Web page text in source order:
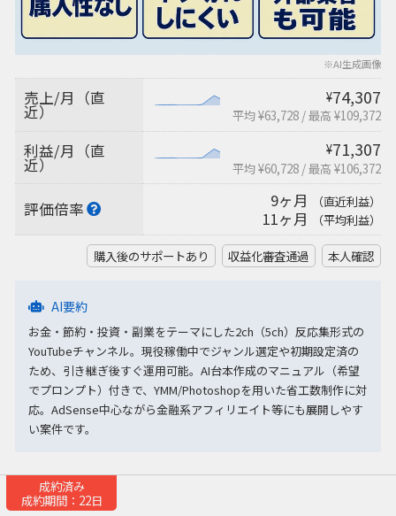
※AI生成画像
売上/月（直
近）
¥74,307
平均 ¥63,728/最高 ¥109,372
利益/月（直
近）
¥71,307
平均 ¥60,728/最高 ¥106,372
評価倍率 9ヶ月 （直近利益）
11ヶ月 （平均利益）
購入後のサポートあり 収益化審査通過 本人確認
AI要約
お金・節約・投資・副業をテーマにした2ch（5ch）反応集形式の
YouTubeチャンネル。現役稼働中でジャンル選定や初期設定済の
ため、引き継ぎ後すぐ運用可能。AI台本作成のマニュアル（希望
でプロンプト）付きで、YMM/Photoshopを用いた省工数制作に対
応。AdSense中心ながら金融系アフィリエイト等にも展開しやす
い案件です。
成約済み
成約期間：22日